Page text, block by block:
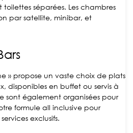
séparées. Les chambres
par satellite, minibar, et
» propose un vaste choix de plats
disponibles en buffet ou servis à
sont également organisées pour
formule all inclusive pour
exclusifs.